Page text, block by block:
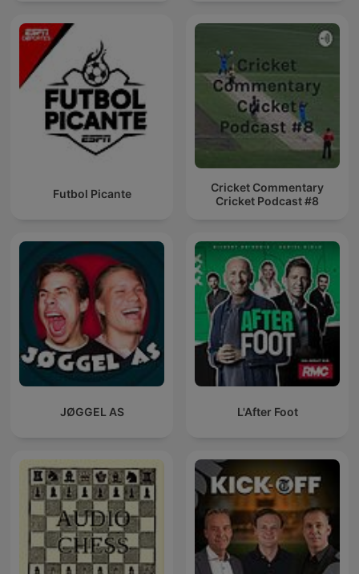
Futbol Picante
Cricket Commentary
Cricket Podcast #8
JØGGEL AS L'After Foot